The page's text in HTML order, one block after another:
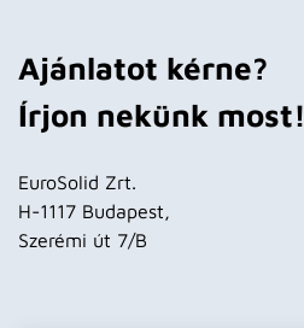
Ajánlatot kérne?
Írjon nekünk most!
EuroSolid Zrt.
H-1117 Budapest,
Szerémi út 7/B